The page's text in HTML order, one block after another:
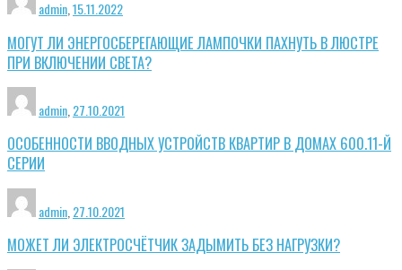
admin 15.11.2022
МОГУТ ЛИ ЭНЕРГОСБЕРЕГАЮЩИЕ ЛАМПОЧКИ ПАХНУТЬ В ЛЮСТРЕ
ПРИ ВКЛЮЧЕНИИ СВЕТА?
admin 27.10.2021
ОСОБЕННОСТИ ВВОДНЫХ УСТРОЙСТВ КВАРТИР В ДОМАХ 600.11-Й
СЕРИИ
admin 27.10.2021
МОЖЕТ ЛИ ЭЛЕКТРОСЧЁТЧИК ЗАДЫМИТЬ БЕЗ НАГРУЗКИ?